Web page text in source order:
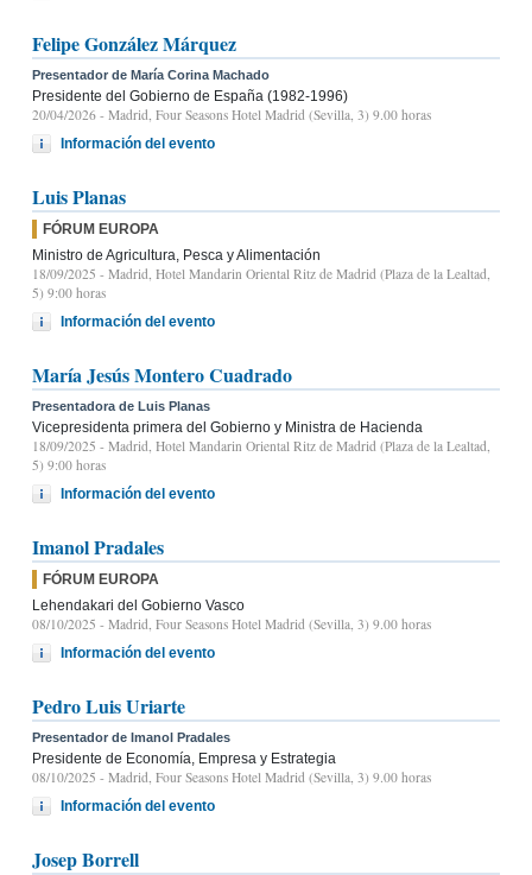
Felipe González Márquez
Presentador de María Corina Machado
Presidente del Gobierno de España (1982-1996)
20/04/2026 - Madrid, Four Seasons Hotel Madrid (Sevilla, 3) 9.00 horas
Información del evento
Luis Planas
FÓRUM EUROPA
Ministro de Agricultura, Pesca y Alimentación
18/09/2025 - Madrid, Hotel Mandarin Oriental Ritz de Madrid (Plaza de la Lealtad,
5) 9:00 horas
Información del evento
María Jesús Montero Cuadrado
Presentadora de Luis Planas
Vicepresidenta primera del Gobierno y Ministra de Hacienda
18/09/2025 - Madrid, Hotel Mandarin Oriental Ritz de Madrid (Plaza de la Lealtad,
5) 9:00 horas
Información del evento
Imanol Pradales
FÓRUM EUROPA
Lehendakari del Gobierno Vasco
08/10/2025 - Madrid, Four Seasons Hotel Madrid (Sevilla, 3) 9.00 horas
Información del evento
Pedro Luis Uriarte
Presentador de Imanol Pradales
Presidente de Economía, Empresa y Estrategia
08/10/2025 - Madrid, Four Seasons Hotel Madrid (Sevilla, 3) 9.00 horas
Información del evento
Josep Borrell